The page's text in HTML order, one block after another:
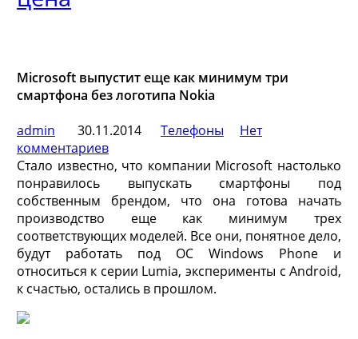
Microsoft выпустит еще как минимум три
смартфона без логотипа Nokia
admin
30.11.2014 Телефоны
Нет
комментариев
Стало известно, что компании Microsoft настолько
понравилось выпускать смартфоны под
собственным брендом, что она готова начать
производство еще как минимум трех
соответствующих моделей. Все они, понятное дело,
будут работать под ОС Windows Phone и
относиться к серии Lumia,эксперименты с Android,
к счастью, остались в прошлом.